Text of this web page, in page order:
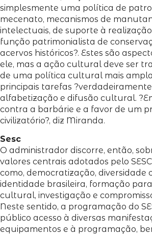
simplesmente uma política de
mecenato, mecanismos de
intelectuais, de suporte à
função patrimonialista de
acervos históricos?. Estes são
ele, mas a ação cultural deve ser
de uma política cultural mais
principais tarefas
alfabetização e difusão cultural.
contra a barbárie e a favor de um
civilizatório?, diz Miranda.
Sesc
O administrador discorre, então,
valores centrais adotados pelo
como, democratização,
identidade brasileira, formação
cultural, investigação e
Neste sentido, a programação do
público acesso à diversas
equipamentos e à programação,